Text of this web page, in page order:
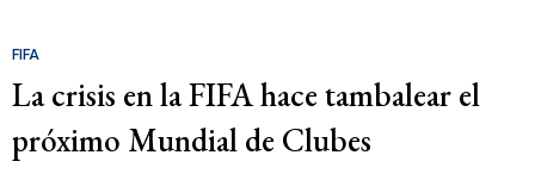
FIFA
La crisis en la FIFA hace tambalear el
próximo Mundial de Clubes